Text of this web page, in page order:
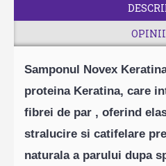
OPINII
Samponul Novex
proteina ​​Keratina, care
fibrei de par , oferind
stralucire si catifelare
naturala a parului dupa